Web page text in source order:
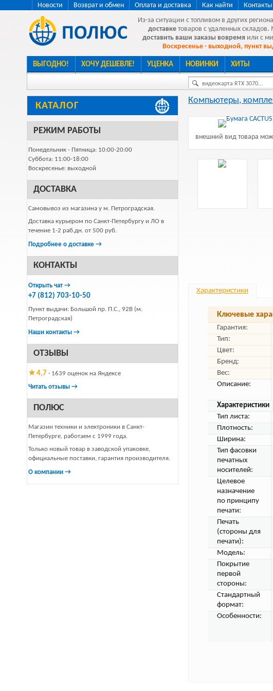
Новости Возврат и обмен Оплата и доставка Как найти Контакты
Из-за ситуации с топливом в других
доставке товаров с удаленных
доставить ваши заказы вовремя или с
Воскресенье - выходной, пункт
ВЫГОДНО! ХОЧУ ДЕШЕВЛЕ! УЦЕНКА НОВИНКИ ХИТЫ
видеокарта RTX 3070...
КАТАЛОГ
РЕЖИМ РАБОТЫ
Понедельник - Пятница: 10:00-20:00
Суббота: 11:00-18:00
Воскресенье: выходной
ДОСТАВКА
Самовывоз из магазина у м. Петроградская.
Доставка курьером по Санкт-Петербургу и ЛО в
течение 1-2 раб.дн. от 500 руб.
Подробнее о доставке →
КОНТАКТЫ
Открыть чат →
+7 (812) 703-10-50
Пункт выдачи: Большой пр. П.С., 92В (м.
Петроградская)
Наши контакты →
ОТЗЫВЫ
★ 4,7 · 1639 оценок на Яндексе
Читать отзывы →
ПОЛЮС
Магазин техники и электроники в Санкт-
Петербурге, работаем с 1999 года.
Только новый товар в заводской упаковке,
официальные поставки, гарантия производителя.
О компании →
Компьютеры,
внешний вид товара
Характеристики
Ключевые
Гарантия:
Тип:
Цвет:
Бренд:
Вес:
Описание:
Характеристики
Тип листа:
Плотность:
Ширина:
Тип фасовки
печатных
носителей:
Целевое
назначение
по принципу
печати:
Печать
(стороны для
печати):
Модель:
Покрытие
первой
стороны:
Стандартный
формат:
Особенности: